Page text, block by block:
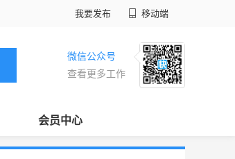
我要发布 移动端
微信公众号
查看更多工作
会员中心